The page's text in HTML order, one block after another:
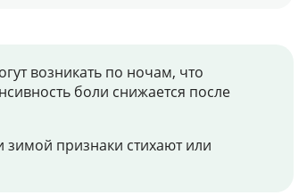
возникать по ночам, что
боли снижается после
признаки стихают или